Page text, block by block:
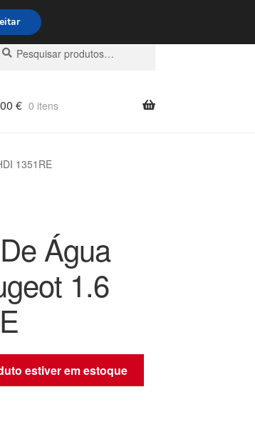
800 500 967
€ 0 itens
1351RE
Água
1.6
estiver em estoque